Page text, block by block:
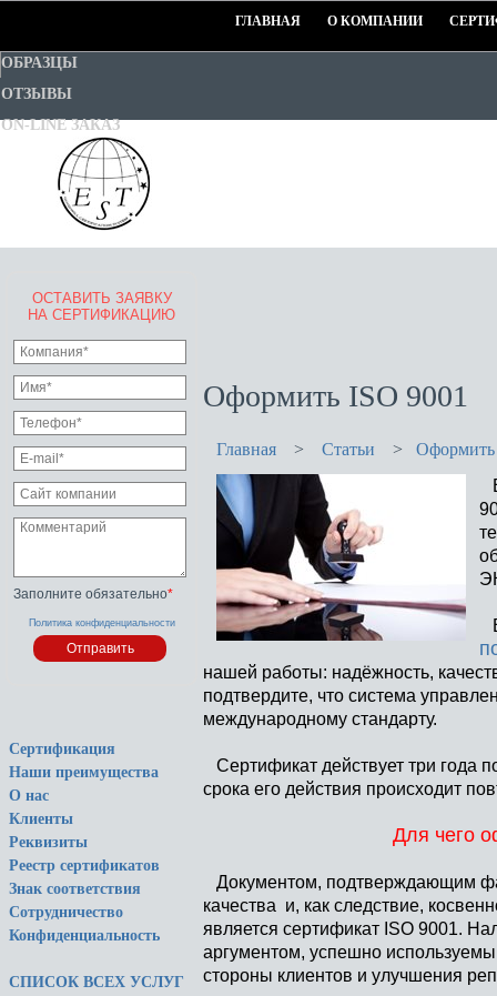
ГЛАВНАЯ О КОМПАНИИ
ОБРАЗЦЫ
ОТЗЫВЫ
ON-LINE ЗАКАЗ
ОСТАВИТЬ ЗАЯВКУ
НА СЕРТИФИКАЦИЮ
Заполните обязательно*
Политика конфиденциальности
Сертификация
Наши преимущества
О нас
Клиенты
Реквизиты
Реестр сертификатов
Знак соответствия
Сотрудничество
Конфиденциальность
СПИСОК ВСЕХ УСЛУГ
Оформить ISO 9001
Главная > Статьи > Оформить
нашей работы: надёжность,
подтвердите, что система
международному стандарту.
Сертификат действует три года
срока его действия происходит
Для чего
Документом, подтверждающим
качества и, как следствие,
является сертификат ISO 9001.
аргументом, успешно
стороны клиентов и улучшения